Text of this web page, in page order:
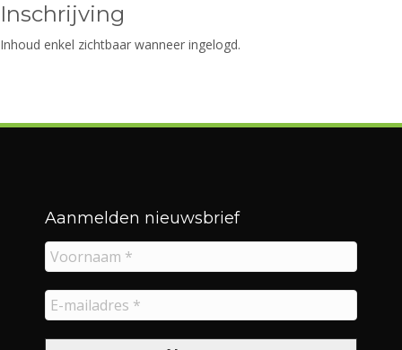
Inschrijving
Inhoud enkel zichtbaar wanneer ingelogd.
Aanmelden nieuwsbrief